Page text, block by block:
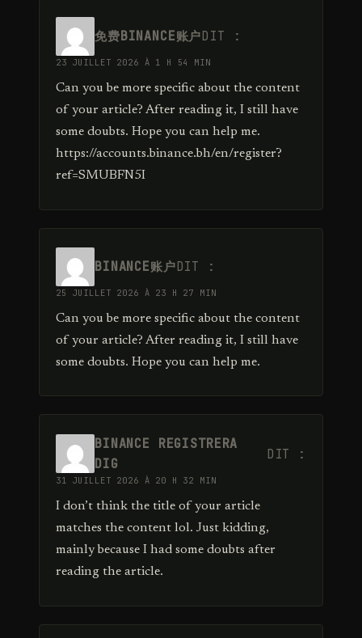
免费BINANCE账户DIT :
23 JUILLET 2026 À 1 H 54 MIN
Can you be more specific about the content
of your article? After reading it, I still have
some doubts. Hope you can help me.
https://accounts.binance.bh/en/register?
ref=SMUBFN5I
BINANCE账户DIT :
25 JUILLET 2026 À 23 H 27 MIN
Can you be more specific about the content
of your article? After reading it, I still have
some doubts. Hope you can help me.
BINANCE REGISTRERA
DIG
DIT :
31 JUILLET 2026 À 20 H 32 MIN
I don’t think the title of your article
matches the content lol. Just kidding,
mainly because I had some doubts after
reading the article.